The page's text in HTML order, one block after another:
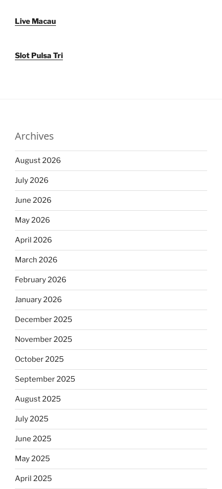
Live Macau
Slot Pulsa Tri
Archives
August 2026
July 2026
June 2026
May 2026
April 2026
March 2026
February 2026
January 2026
December 2025
November 2025
October 2025
September 2025
August 2025
July 2025
June 2025
May 2025
April 2025